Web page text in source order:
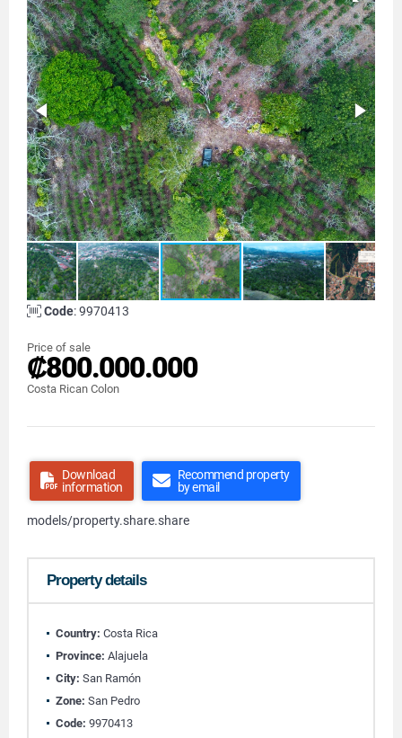
Code: 9970413
Price of sale
₡800.000.000
Costa Rican Colon
Download
information
Recommend property
by email
models/property.share.share
Property details
Country: Costa Rica
Province: Alajuela
City: San Ramón
Zone: San Pedro
Code: 9970413